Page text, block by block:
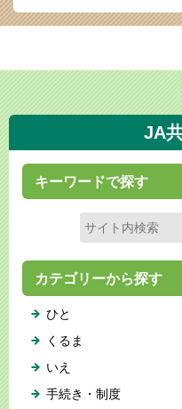
JA
キーワードで探す
カテゴリーから探す
ひと
くるま
いえ
手続き・制度